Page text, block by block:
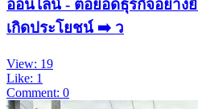
ออนไลน์ - ต่อยอดธุรกิจอย่าง
เกิดประโยชน์ ➡️ ว
View: 19
Like: 1
Comment: 0